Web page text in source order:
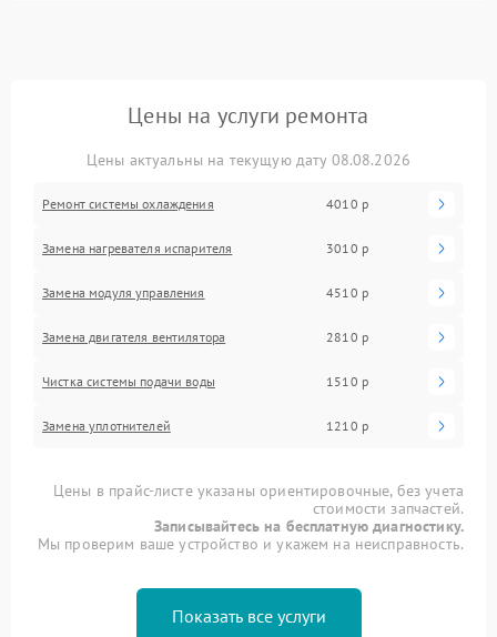
Цены на услуги ремонта
Цены актуальны на текущую дату 08.08.2026
Ремонт системы охлаждения 4010 р
Замена нагревателя испарителя 3010 р
Замена модуля управления 4510 р
Замена двигателя вентилятора 2810 р
Чистка системы подачи воды 1510 р
Замена уплотнителей 1210 р
Цены в прайс-листе указаны ориентировочные, без учета
стоимости запчастей.
Записывайтесь на бесплатную диагностику.
Мы проверим ваше устройство и укажем на неисправность.
Показать все услуги